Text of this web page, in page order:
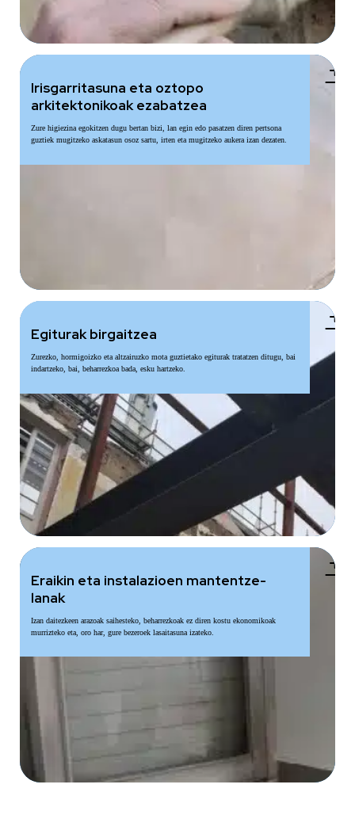
Irisgarritasuna eta oztopo
arkitektonikoak ezabatzea
Zure higiezina egokitzen dugu bertan bizi, lan egin edo pasatzen diren pertsona
guztiek mugitzeko askatasun osoz sartu, irten eta mugitzeko aukera izan dezaten.
add
Egiturak birgaitzea
Zurezko, hormigoizko eta altzairuzko mota guztietako egiturak tratatzen ditugu, bai
indartzeko, bai, beharrezkoa bada, esku hartzeko.
add
Eraikin eta instalazioen mantentze-
lanak
Izan daitezkeen arazoak saihesteko, beharrezkoak ez diren kostu ekonomikoak
murrizteko eta, oro har, gure bezeroek lasaitasuna izateko.
add